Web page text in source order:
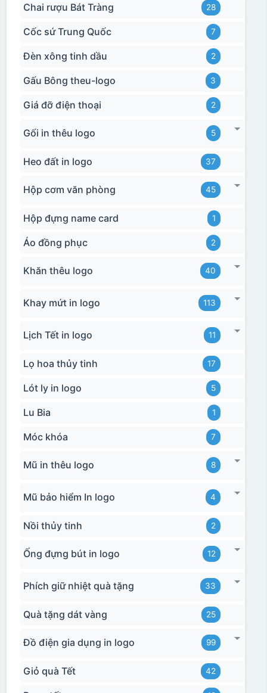
Chai rượu Bát Tràng 28
Cốc sứ Trung Quốc 7
Đèn xông tinh dầu 2
Gấu Bông theu-logo 3
Giá đỡ điện thoại 2
Gối in thêu logo 5
Heo đất in logo 37
Hộp cơm văn phòng 45
Hộp đựng name card 1
Áo đồng phục 2
Khăn thêu logo 40
Khay mứt in logo 113
Lịch Tết in logo 11
Lọ hoa thủy tinh 17
Lót ly in logo 5
Lu Bia 1
Móc khóa 7
Mũ in thêu logo 8
Mũ bảo hiểm In logo 4
Nồi thủy tinh 2
Ống đựng bút in logo 12
Phích giữ nhiệt quà tặng 33
Quà tặng dát vàng 25
Đồ điện gia dụng in logo 99
Giỏ quà Tết 42